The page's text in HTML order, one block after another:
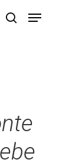
busca
Menu